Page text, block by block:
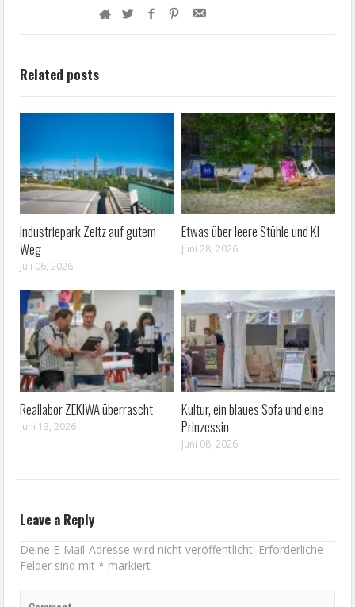
Related posts
Industriepark Zeitz auf gutem
Weg
Juli 06, 2026
Etwas über leere Stühle und KI
Juni 28, 2026
Reallabor ZEKIWA überrascht
Juni 13, 2026
Kultur, ein blaues Sofa und eine
Prinzessin
Juni 08, 2026
Leave a Reply
Deine E-Mail-Adresse wird nicht veröffentlicht. Erforderliche
Felder sind mit* markiert